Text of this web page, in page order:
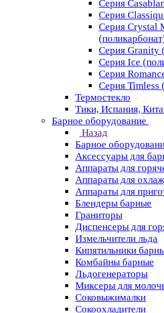
Серия
Серия
Серия Crystal
Серия Granity
Серия Ice
Серия
Серия Timless
Термостекло
Тики, Испания,
Барное оборудование
Назад
Барное
Аксессуары для
Аппараты для
Аппараты для
Аппараты для
Блендеры барные
Граниторы
Диспенсеры для
Измельчители льда
Кипятильники
Комбайны барные
Льдогенераторы
Миксеры для
Соковыжималки
Сокоохладители